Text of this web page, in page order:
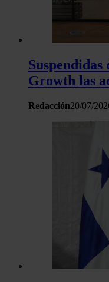
Growth las
Redacción20/07/